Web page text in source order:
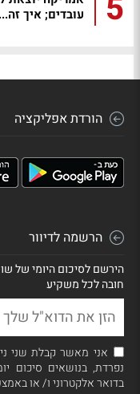
עובדים; איך זה...
הורדת אפליקציה
הרשמה לדיוור
הירשם לסיכום היומי של
חובה לכל משקיע
אני מאשר קבלת שני
נפרדת, בנושאים סיכום
בדואר אלקטרוני ו/ או